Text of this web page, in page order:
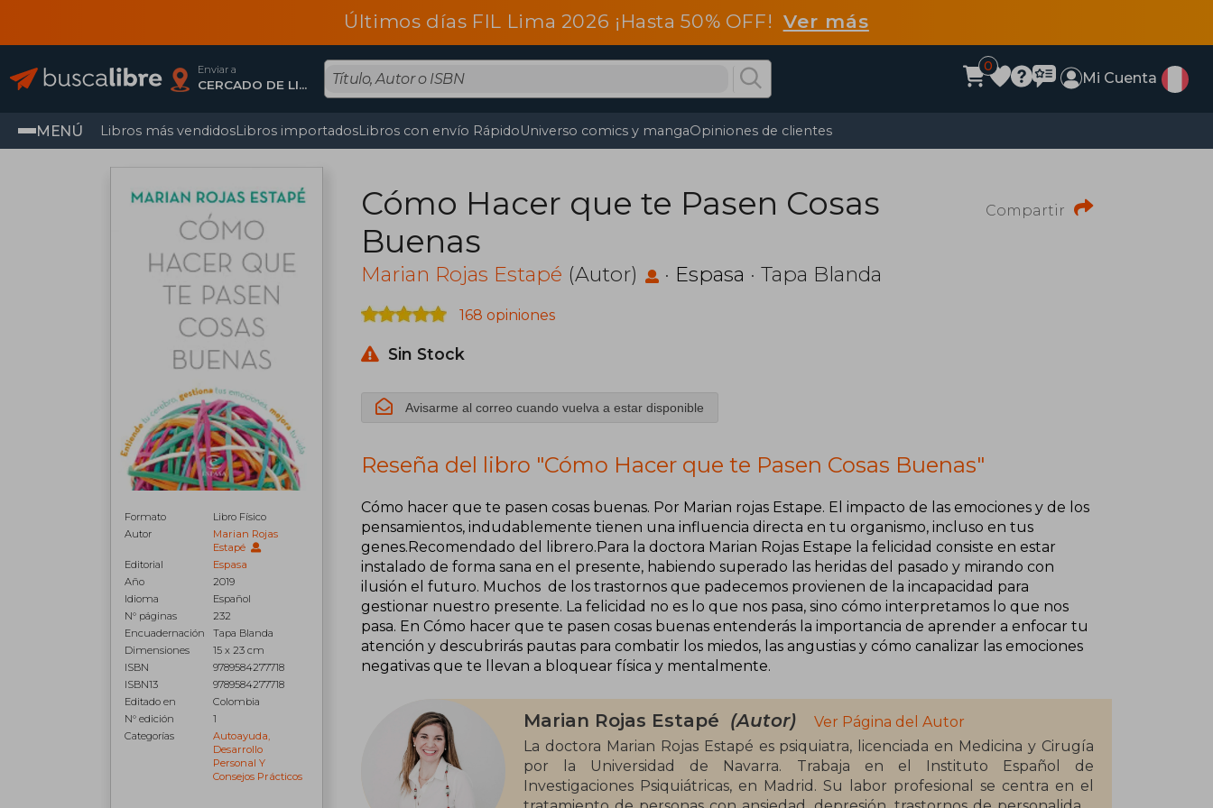
Últimos días FIL Lima 2026 ¡Hasta 50% OFF! Ver más
Enviar a
CERCADO DE LIMA, Lima
0
Mi Cuenta
MENÚ Libros más vendidosLibros importadosLibros con envío RápidoUniverso comics y mangaOpiniones de clientes
Formato
Libro Físico
Autor
Marian Rojas
Estapé
Editorial
Espasa
Año
2019
Idioma
Español
N° páginas
232
Encuadernación
Tapa Blanda
Dimensiones
15 x 23 cm
ISBN
9789584277718
ISBN13
9789584277718
Editado en
Colombia
N° edición
1
Categorías
Autoayuda,
Desarrollo
Personal Y
Consejos Prácticos
Compartir
Cómo Hacer que te Pasen Cosas
Buenas
Marian Rojas Estapé (Autor) · Espasa · Tapa Blanda
168 opiniones
Sin Stock
Avisarme al correo cuando vuelva a estar disponible
Reseña del libro "Cómo Hacer que te Pasen Cosas Buenas"
Cómo hacer que te pasen cosas buenas. Por Marian rojas Estape. El impacto de las emociones y de los
pensamientos, indudablemente tienen una influencia directa en tu organismo, incluso en tus
genes.Recomendado del librero.Para la doctora Marian Rojas Estape la felicidad consiste en estar
instalado de forma sana en el presente, habiendo superado las heridas del pasado y mirando con
ilusión el futuro. Muchos de los trastornos que padecemos provienen de la incapacidad para
gestionar nuestro presente. La felicidad no es lo que nos pasa, sino cómo interpretamos lo que nos
pasa. En Cómo hacer que te pasen cosas buenas entenderás la importancia de aprender a enfocar tu
atención y descubrirás pautas para combatir los miedos, las angustias y cómo canalizar las emociones
negativas que te llevan a bloquear física y mentalmente.
Marian Rojas Estapé (Autor)
Ver Página del Autor
La doctora Marian Rojas Estapé es psiquiatra, licenciada en Medicina y Cirugía
por la Universidad de Navarra. Trabaja en el Instituto Español de
Investigaciones Psiquiátricas, en Madrid. Su labor profesional se centra en el